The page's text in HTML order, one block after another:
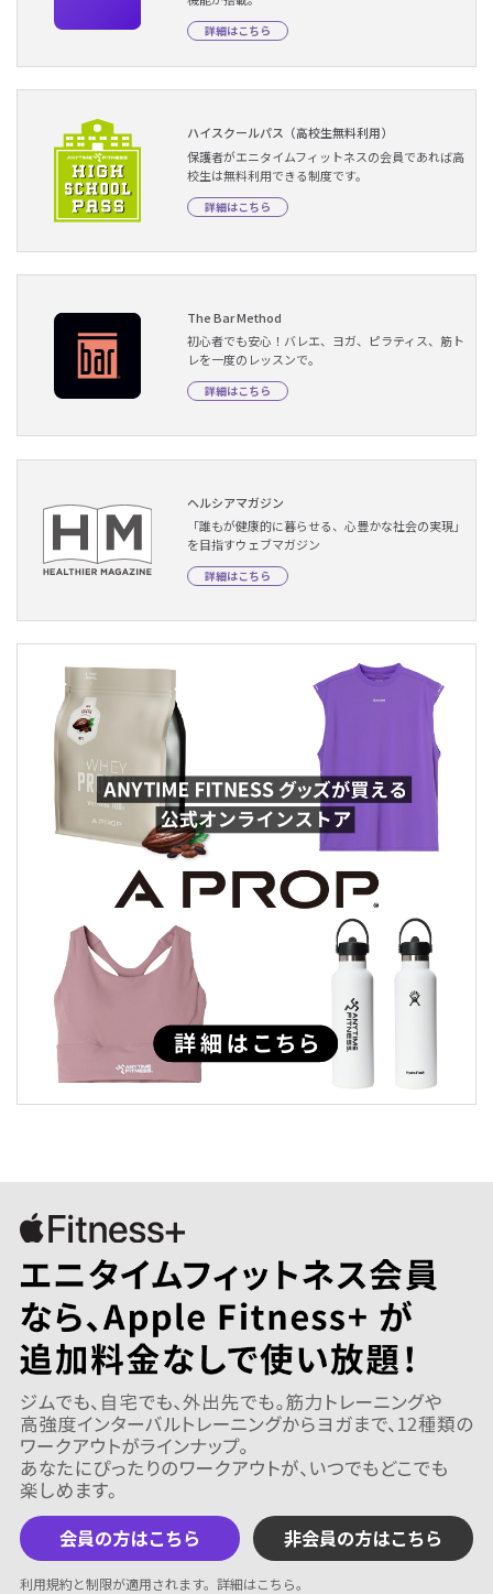
詳細はこちら
ハイスクールパス（高校生無料利用）
保護者がエニタイムフィットネスの会員であれば高
校生は無料利用できる制度です。
詳細はこちら
The Bar Method
初心者でも安心！バレエ、ヨガ、ピラティス、筋ト
レを一度のレッスンで。
詳細はこちら
ヘルシアマガジン
「誰もが健康的に暮らせる、心豊かな社会の実現」
を目指すウェブマガジン
詳細はこちら
会員の方はこちら 非会員の方はこちら
利用規約と制限が適用されます。 詳細はこちら。